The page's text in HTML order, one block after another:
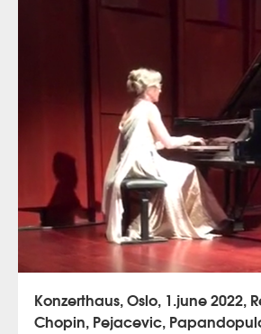
Požega, 28.veljače 2023 Hrvatski dom,
Split, 9.ožujka 2023 Kneževa palača,
Varaždin, 18.svibnja 2023
Konzerthaus, Oslo, 1.june 2022,
Chopin, Pejacevic,